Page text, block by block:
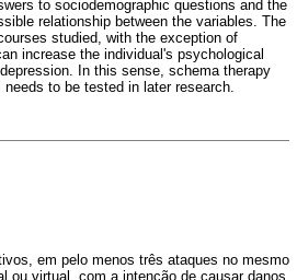
to sociodemographic questions and the
relationship between the variables. The
studied, with the exception of
increase the individual's psychological
In this sense, schema therapy
to be tested in later research.
em pelo menos três ataques no mesmo
ou virtual, com a intenção de causar danos